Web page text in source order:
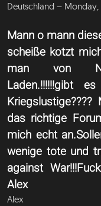
Deutschland – Monday,
Mann o mann
scheiße kotzt
man von
Laden.!!!!!!gibt
das richtige
mich echt
wenige tote und
against
Alex
Alex